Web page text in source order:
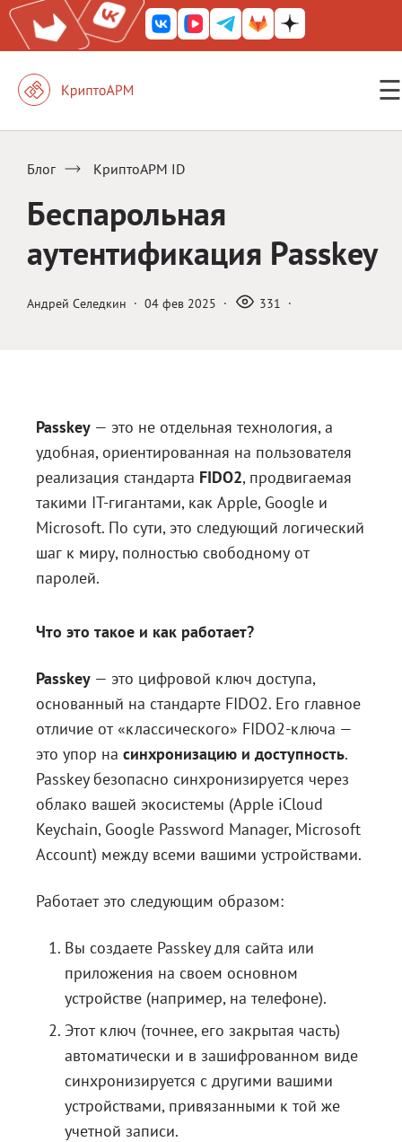
☰
Железный почтовый ящик
КриптоАРМ Mobile
КриптоАРМ ID
Блог
Документация
Получить КЭП
Магазин
Полная версия сайта
Блог КриптоАРМ ID
Беспарольная
аутентификация Passkey
Андрей Селедкин · 04 фев 2025 · 331 ·
Passkey — это не отдельная технология, а
удобная, ориентированная на пользователя
реализация стандарта FIDO2, продвигаемая
такими IT-гигантами, как Apple, Google и
Microsoft. По сути, это следующий логический
шаг к миру, полностью свободному от
паролей.
Что это такое и как работает?
Passkey — это цифровой ключ доступа,
основанный на стандарте FIDO2. Его главное
отличие от «классического» FIDO2-ключа —
это упор на синхронизацию и доступность.
Passkey безопасно синхронизируется через
облако вашей экосистемы (Apple iCloud
Keychain, Google Password Manager, Microsoft
Account) между всеми вашими устройствами.
Работает это следующим образом:
Вы создаете Passkey для сайта или
приложения на своем основном
устройстве (например, на телефоне).
Этот ключ (точнее, его закрытая часть)
автоматически и в зашифрованном виде
синхронизируется с другими вашими
устройствами, привязанными к той же
учетной записи.